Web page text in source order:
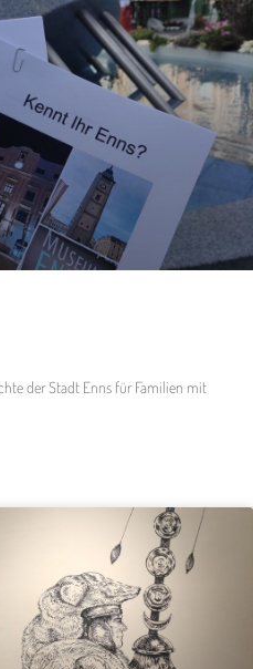
der Stadt Enns für Familien mit